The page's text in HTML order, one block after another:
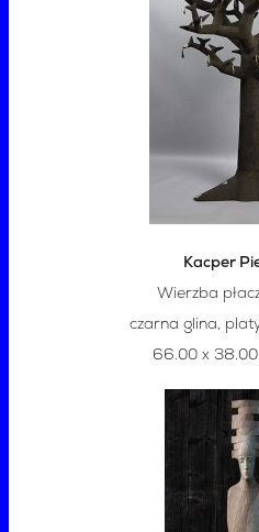
Kacper
Wierzba
czarna glina,
66.00 x 38.00